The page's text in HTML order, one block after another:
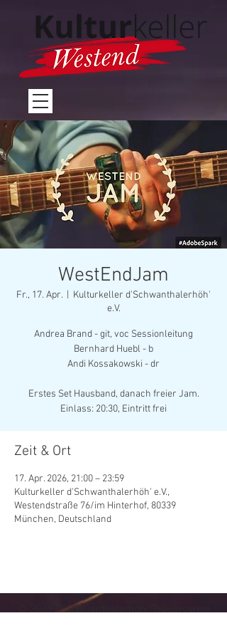
WestEndJam
Fr., 17. Apr.
Kulturkeller d'Schwanthalerhöh'
e.V.
Andrea Brand - git, voc Sessionleitung
Bernhard Huebl - b
Andi Kossakowski - dr
Erstes Set Hausband, danach freier Jam.
Zeit & Ort
17. Apr. 2026, 21:00 – 23:59
Kulturkeller d'Schwanthalerhöh' e.V.,
Westendstraße 76/im Hinterhof, 80339
München, Deutschland
D'Schwanthalerhöh' Trägerverein